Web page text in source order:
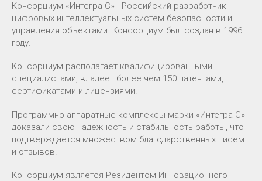
Консорциум «Интегра-С» - Российский разработчик
цифровых интеллектуальных систем безопасности и
управления объектами. Консорциум был создан в 1996
году.
Консорциум располагает квалифицированными
специалистами, владеет более чем 150 патентами,
сертификатами и лицензиями.
Программно-аппаратные комплексы марки «Интегра-С»
доказали свою надежность и стабильность работы, что
подтверждается множеством благодарственных писем
и отзывов.
Консорциум является Резидентом Инновационного